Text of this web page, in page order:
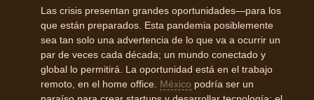
Las crisis presentan grandes oportunidades—para los
que están preparados. Esta pandemia posiblemente
sea tan solo una advertencia de lo que va a ocurrir un
par de veces cada década; un mundo conectado y
global lo permitirá. La oportunidad está en el trabajo
remoto, en el home office. México podría ser un